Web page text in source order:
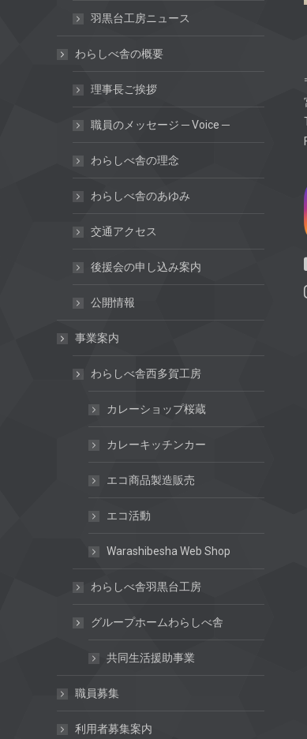
羽黒台工房ニュース
わらしべ舎の概要
理事長ご挨拶
職員のメッセージ ─ Voice ─
わらしべ舎の理念
わらしべ舎のあゆみ
交通アクセス
後援会の申し込み案内
公開情報
事業案内
わらしべ舎西多賀工房
カレーショップ桜蔵
カレーキッチンカー
エコ商品製造販売
エコ活動
Warashibesha Web Shop
わらしべ舎羽黒台工房
グループホームわらしべ舎
共同生活援助事業
職員募集
利用者募集案内